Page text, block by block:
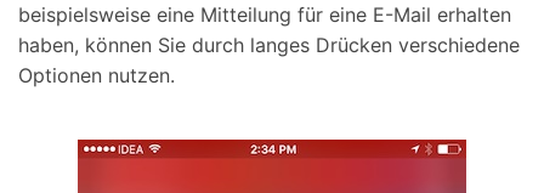
beispielsweise eine Mitteilung für eine E-Mail erhalten
haben, können Sie durch langes Drücken verschiedene
Optionen nutzen.